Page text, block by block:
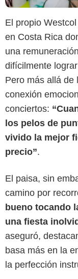
El propio
en Costa Rica
una
difícilmente
Pero más allá de
conexión
conciertos:
los pelos de
vivido la mejor
precio”.
El paisa, sin
camino por
bueno tocando
una fiesta
aseguró,
basa más en la
la perfección